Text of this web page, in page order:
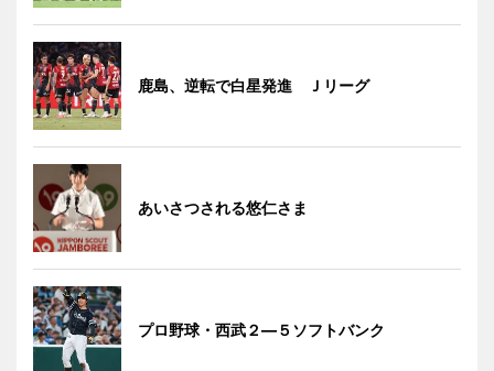
鹿島、逆転で白星発進 Ｊリーグ
あいさつされる悠仁さま
プロ野球・西武２―５ソフトバンク